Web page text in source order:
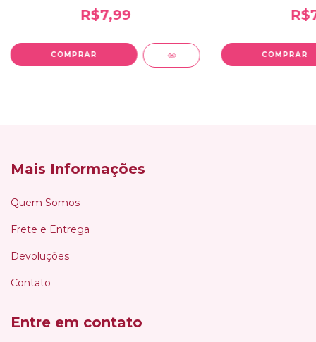
R$7,99
Mais Informações
Quem Somos
Frete e Entrega
Devoluções
Contato
Entre em contato